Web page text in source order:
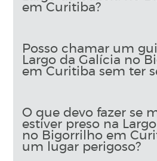
em Curitiba?
Posso chamar um
Largo da Galícia no
em Curitiba sem ter
O que devo fazer se
estiver preso na
no Bigorrilho em
um lugar perigoso?